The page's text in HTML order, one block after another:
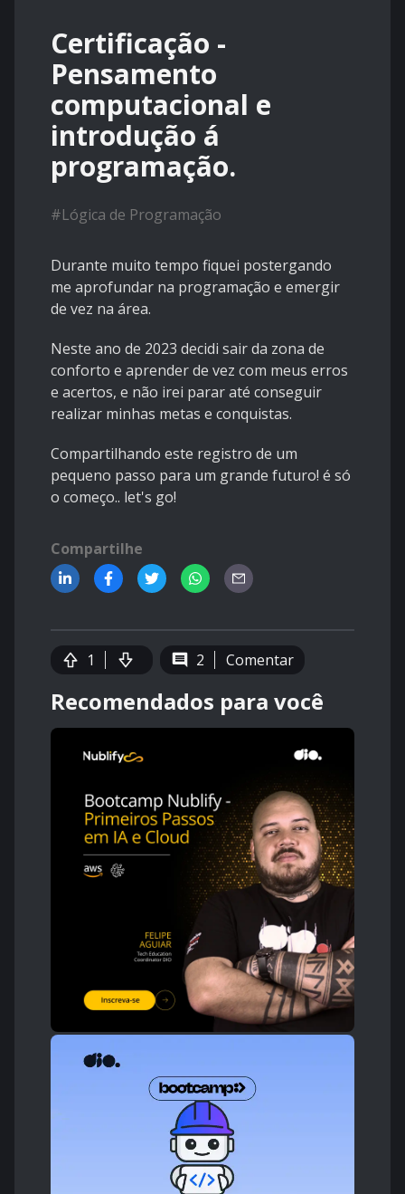
Certificação -
Pensamento
computacional e
introdução á
programação.
#Lógica de Programação
Durante muito tempo fiquei postergando
me aprofundar na programação e emergir
de vez na área.
Neste ano de 2023 decidi sair da zona de
conforto e aprender de vez com meus erros
e acertos, e não irei parar até conseguir
realizar minhas metas e conquistas.
Compartilhando este registro de um
pequeno passo para um grande futuro! é só
o começo.. let's go!
Compartilhe
1 2 Comentar
Recomendados para você